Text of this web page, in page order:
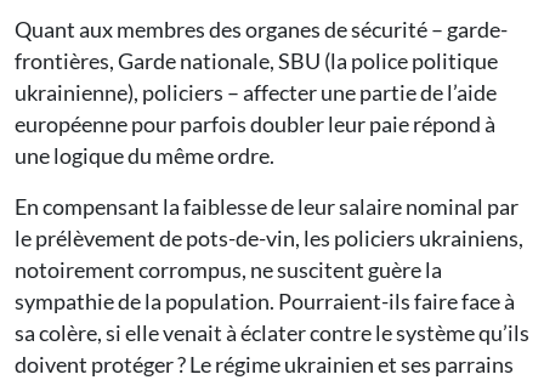
Quant aux membres des organes de sécurité – garde-
frontières, Garde nationale, SBU (la police politique
ukrainienne), policiers – affecter une partie de l’aide
européenne pour parfois doubler leur paie répond à
une logique du même ordre.
En compensant la faiblesse de leur salaire nominal par
le prélèvement de pots-de-vin, les policiers ukrainiens,
notoirement corrompus, ne suscitent guère la
sympathie de la population. Pourraient-ils faire face à
sa colère, si elle venait à éclater contre le système qu’ils
doivent protéger ? Le régime ukrainien et ses parrains